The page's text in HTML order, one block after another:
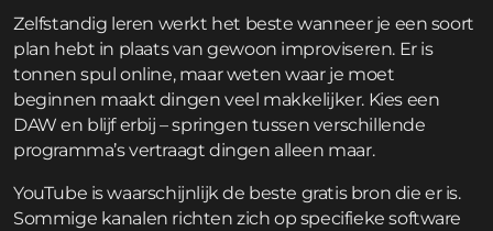
Zelfstandig leren werkt het beste wanneer je een soort
plan hebt in plaats van gewoon improviseren. Er is
tonnen spul online, maar weten waar je moet
beginnen maakt dingen veel makkelijker. Kies een
DAW en blijf erbij – springen tussen verschillende
programma’s vertraagt dingen alleen maar.
YouTube is waarschijnlijk de beste gratis bron die er is.
Sommige kanalen richten zich op specifieke software